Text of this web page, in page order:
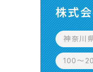
株式
神奈川
100〜